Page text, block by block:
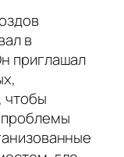
в
приглашал
чтобы
проблемы